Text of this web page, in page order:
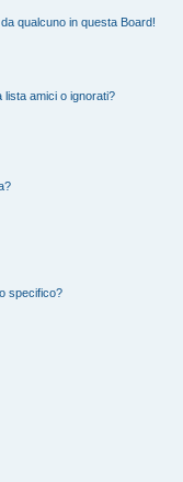
qualcuno in questa Board!
lista amici o ignorati?
specifico?